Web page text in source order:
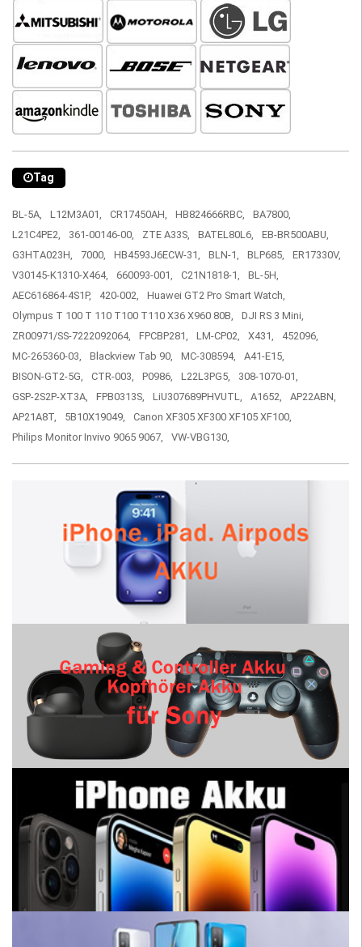
Tag
BL-5A, L12M3A01, CR17450AH, HB824666RBC,
BA7800,
L21C4PE2,
361-00146-00, ZTE A33S, BATEL80L6,
EB-BR500ABU,
G3HTA023H,
7000, HB4593J6ECW-31, BLN-1, BLP685,
ER17330V,
V30145-K1310-X464,
660093-001, C21N1818-1,
BL-5H,
AEC616864-4S1P,
420-002,
Huawei GT2 Pro Smart Watch,
Olympus T 100 T 110 T100 T110 X36 X960 80B,
DJI RS 3 Mini,
ZR00971/SS-7222092064,
FPCBP281, LM-CP02, X431,
452096,
MC-265360-03,
Blackview Tab 90, MC-308594,
A41-E15,
BISON-GT2-5G,
CTR-003, P0986, L22L3PG5,
308-1070-01,
GSP-2S2P-XT3A,
FPB0313S, LiU307689PHVUTL, A1652,
AP22ABN,
AP21A8T,
5B10X19049,
Canon XF305 XF300 XF105 XF100,
Philips Monitor Invivo 9065 9067,
VW-VBG130,